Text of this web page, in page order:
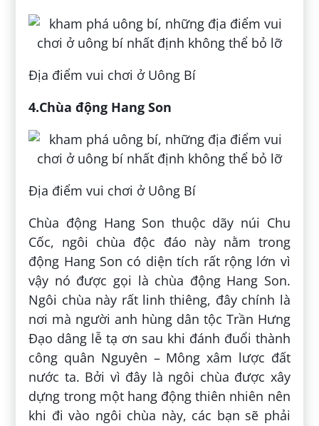
Địa điểm vui chơi ở Uông Bí
4.Chùa động Hang Son
Địa điểm vui chơi ở Uông Bí
Chùa động Hang Son thuộc dãy núi Chu
Cốc, ngôi chùa độc đáo này nằm trong
động Hang Son có diện tích rất rộng lớn vì
vậy nó được gọi là chùa động Hang Son.
Ngôi chùa này rất linh thiêng, đây chính là
nơi mà người anh hùng dân tộc Trần Hưng
Đạo dâng lễ tạ ơn sau khi đánh đuổi thành
công quân Nguyên – Mông xâm lược đất
nước ta. Bởi vì đây là ngôi chùa được xây
dựng trong một hang động thiên nhiên nên
khi đi vào ngôi chùa này, các bạn sẽ phải